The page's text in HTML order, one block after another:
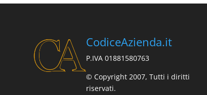
CodiceAzienda.it
P.IVA 01881580763
© Copyright 2007, Tutti i diritti
riservati.